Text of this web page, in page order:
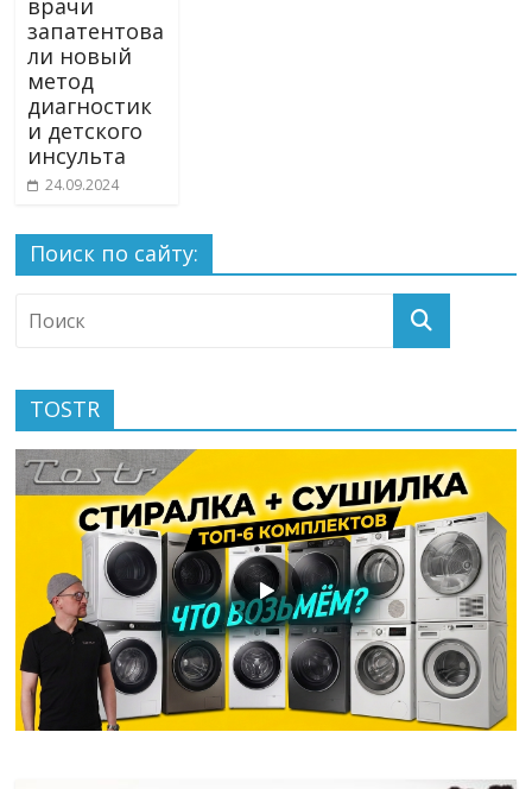
врачи
запатентова
ли новый
метод
диагностик
и детского
инсульта
24.09.2024
Поиск по сайту:
TOSTR